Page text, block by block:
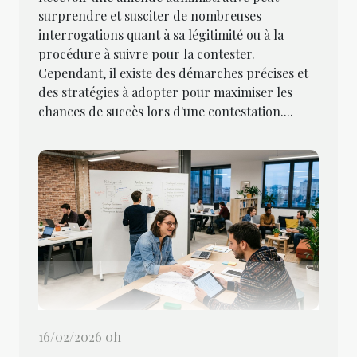
surprendre et susciter de nombreuses
interrogations quant à sa légitimité ou à la
procédure à suivre pour la contester.
Cependant, il existe des démarches précises et
des stratégies à adopter pour maximiser les
chances de succès lors d'une contestation....
16/02/2026 0h